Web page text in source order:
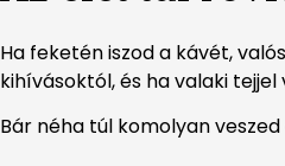
Ha feketén iszod a kávét,
kihívásoktól, és ha valaki
Bár néha túl komolyan